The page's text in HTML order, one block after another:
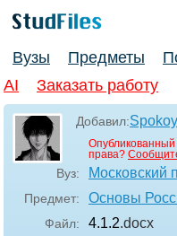
Вузы Предметы
AI
Заказать работу
Добавил:
права?
Вуз: Московский
Предмет: Основы
Файл: 4.1.2.docx